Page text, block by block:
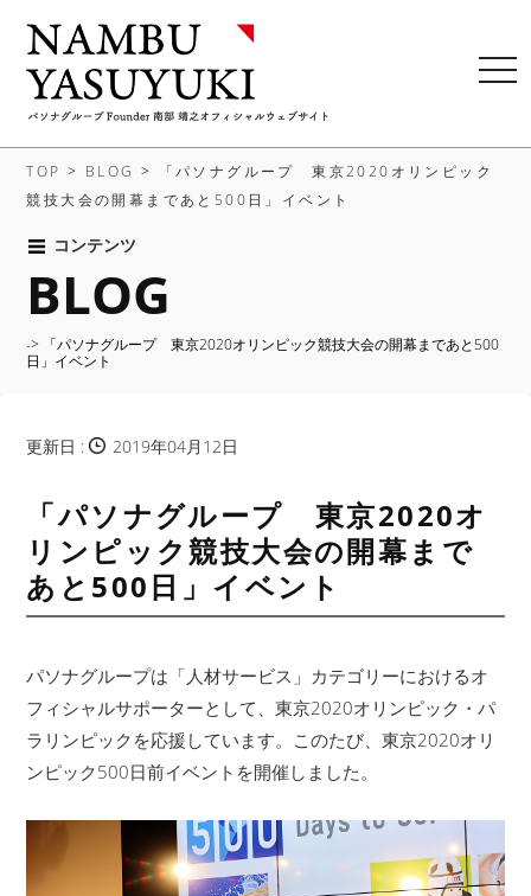
t
g
g
TOP > BLOG >
「パソナグループ 東京2020オリンピック
競技大会の開幕まであと500日」イベント
コンテンツ
BLOG
-> 「パソナグループ 東京2020オリンピック競技大会の開幕まであと500
日」イベント
更新日 : 2019年04月12日
「パソナグループ 東京2020オ
リンピック競技大会の開幕まで
あと500日」イベント
パソナグループは「人材サービス」カテゴリーにおけるオ
フィシャルサポーターとして、東京2020オリンピック・パ
ラリンピックを応援しています。このたび、東京2020オリ
ンピック500日前イベントを開催しました。